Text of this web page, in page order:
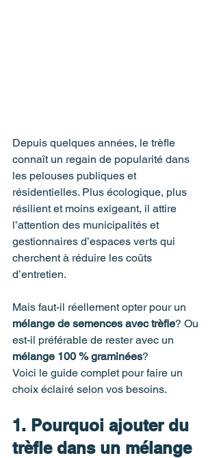
Depuis quelques années, le trèfle
connaît un regain de popularité dans
les pelouses publiques et
résidentielles. Plus écologique, plus
résilient et moins exigeant, il attire
l’attention des municipalités et
gestionnaires d’espaces verts qui
cherchent à réduire les coûts
d’entretien.
Mais faut-il réellement opter pour un
mélange de semences avec trèfle? Ou
est-il préférable de rester avec un
mélange 100 % graminées?
Voici le guide complet pour faire un
choix éclairé selon vos besoins.
1. Pourquoi ajouter du
trèfle dans un mélange